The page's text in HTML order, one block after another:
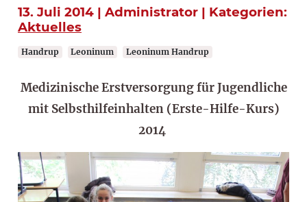
13. Juli 2014 | Administrator | Kategorien:
Aktuelles
Handrup Leoninum Leoninum Handrup
Medizinische Erstversorgung für Jugendliche
mit Selbsthilfeinhalten (Erste-Hilfe-Kurs)
2014